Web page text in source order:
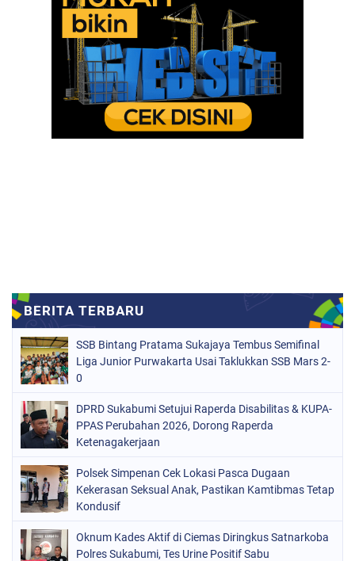
SSB Bintang Pratama Sukajaya Tembus Semifinal
Liga Junior Purwakarta Usai Taklukkan SSB Mars 2-
0
DPRD Sukabumi Setujui Raperda Disabilitas & KUPA-
PPAS Perubahan 2026, Dorong Raperda
Ketenagakerjaan
Polsek Simpenan Cek Lokasi Pasca Dugaan
Kekerasan Seksual Anak, Pastikan Kamtibmas Tetap
Kondusif
Oknum Kades Aktif di Ciemas Diringkus Satnarkoba
Polres Sukabumi, Tes Urine Positif Sabu